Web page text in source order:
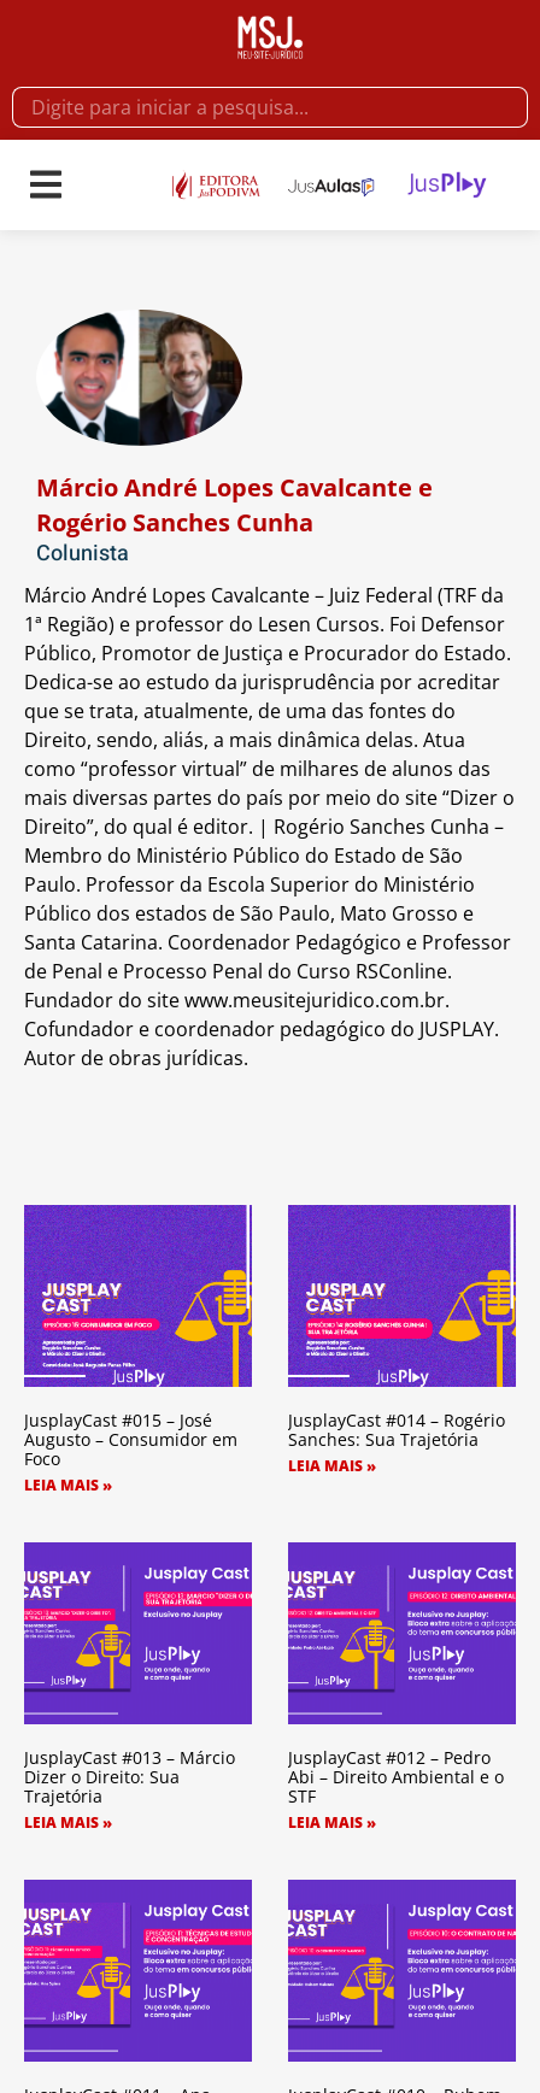
Márcio André Lopes Cavalcante e
Rogério Sanches Cunha
Colunista
Márcio André Lopes Cavalcante – Juiz Federal (TRF da
1ª Região) e professor do Lesen Cursos. Foi Defensor
Público, Promotor de Justiça e Procurador do Estado.
Dedica-se ao estudo da jurisprudência por acreditar
que se trata, atualmente, de uma das fontes do
Direito, sendo, aliás, a mais dinâmica delas. Atua
como “professor virtual” de milhares de alunos das
mais diversas partes do país por meio do site “Dizer o
Direito”, do qual é editor. | Rogério Sanches Cunha –
Membro do Ministério Público do Estado de São
Paulo. Professor da Escola Superior do Ministério
Público dos estados de São Paulo, Mato Grosso e
Santa Catarina. Coordenador Pedagógico e Professor
de Penal e Processo Penal do Curso RSConline.
Fundador do site www.meusitejuridico.com.br.
Cofundador e coordenador pedagógico do JUSPLAY.
Autor de obras jurídicas.
JusplayCast #015 – José
Augusto – Consumidor em
Foco
LEIA MAIS »
JusplayCast #014 – Rogério
Sanches: Sua Trajetória
LEIA MAIS »
JusplayCast #013 – Márcio
Dizer o Direito: Sua
Trajetória
LEIA MAIS »
JusplayCast #012 – Pedro
Abi – Direito Ambiental e o
STF
LEIA MAIS »